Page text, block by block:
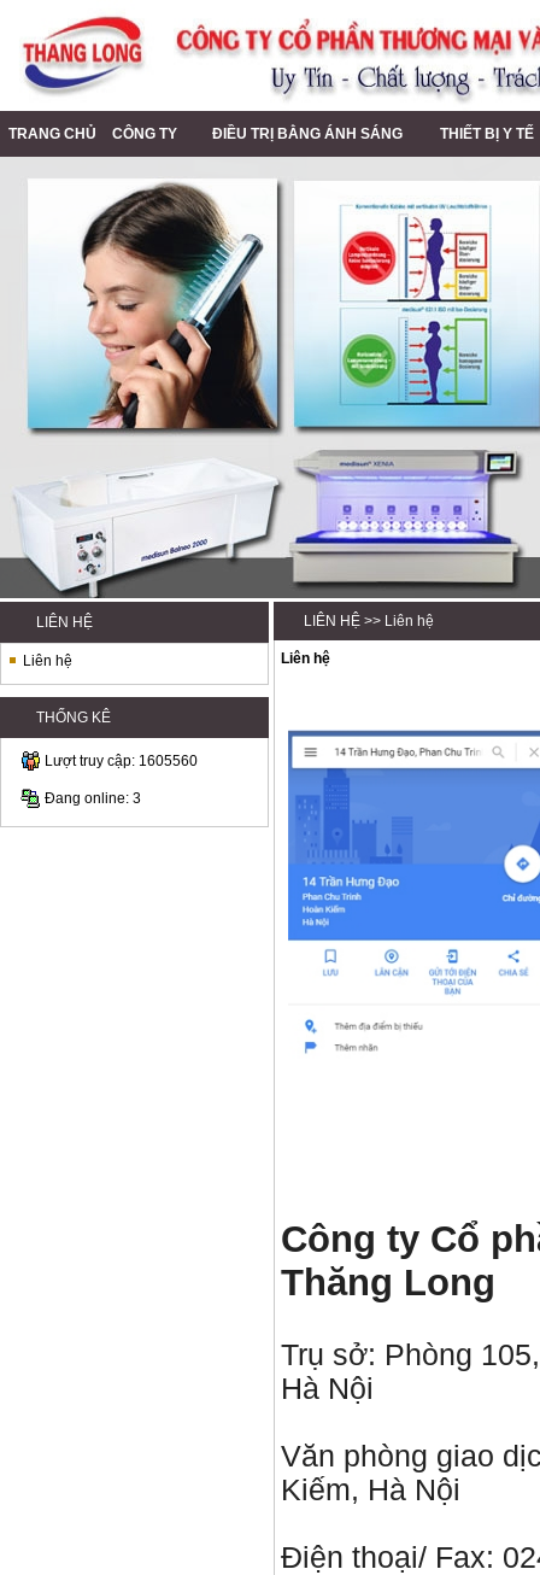
TRANG CHỦ CÔNG TY ĐIỀU TRỊ BẰNG ÁNH SÁNG THIẾT BỊ Y TẾ
LIÊN HỆ
Liên hệ
THỐNG KÊ
Lượt truy cập: 1605560
Đang online: 3
LIÊN HỆ >> Liên hệ
Liên hệ
Công ty Cổ
Thăng Long
Trụ sở: Phòng
Hà Nội
Văn phòng giao
Kiếm, Hà Nội
Điện thoại/ Fax: